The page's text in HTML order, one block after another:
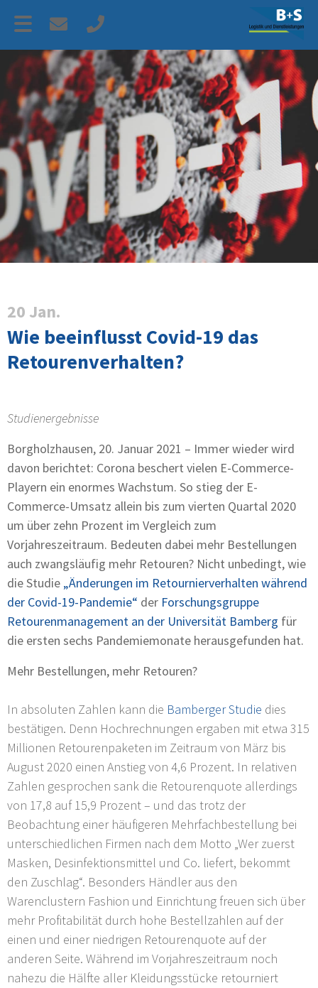
20 Jan.
Wie beeinflusst Covid-19 das
Retourenverhalten?
Studienergebnisse
Borgholzhausen, 20. Januar 2021 – Immer wieder wird
davon berichtet: Corona beschert vielen E-Commerce-
Playern ein enormes Wachstum. So stieg der E-
Commerce-Umsatz allein bis zum vierten Quartal 2020
um über zehn Prozent im Vergleich zum
Vorjahreszeitraum. Bedeuten dabei mehr Bestellungen
auch zwangsläufig mehr Retouren? Nicht unbedingt, wie
die Studie „Änderungen im Retournierverhalten während
der Covid-19-Pandemie“ der Forschungsgruppe
Retourenmanagement an der Universität Bamberg für
die ersten sechs Pandemiemonate herausgefunden hat.
Mehr Bestellungen, mehr Retouren?
In absoluten Zahlen kann die Bamberger Studie dies
bestätigen. Denn Hochrechnungen ergaben mit etwa 315
Millionen Retourenpaketen im Zeitraum von März bis
August 2020 einen Anstieg von 4,6 Prozent. In relativen
Zahlen gesprochen sank die Retourenquote allerdings
von 17,8 auf 15,9 Prozent – und das trotz der
Beobachtung einer häufigeren Mehrfachbestellung bei
unterschiedlichen Firmen nach dem Motto „Wer zuerst
Masken, Desinfektionsmittel und Co. liefert, bekommt
den Zuschlag“. Besonders Händler aus den
Warenclustern Fashion und Einrichtung freuen sich über
mehr Profitabilität durch hohe Bestellzahlen auf der
einen und einer niedrigen Retourenquote auf der
anderen Seite. Während im Vorjahreszeitraum noch
nahezu die Hälfte aller Kleidungsstücke retourniert